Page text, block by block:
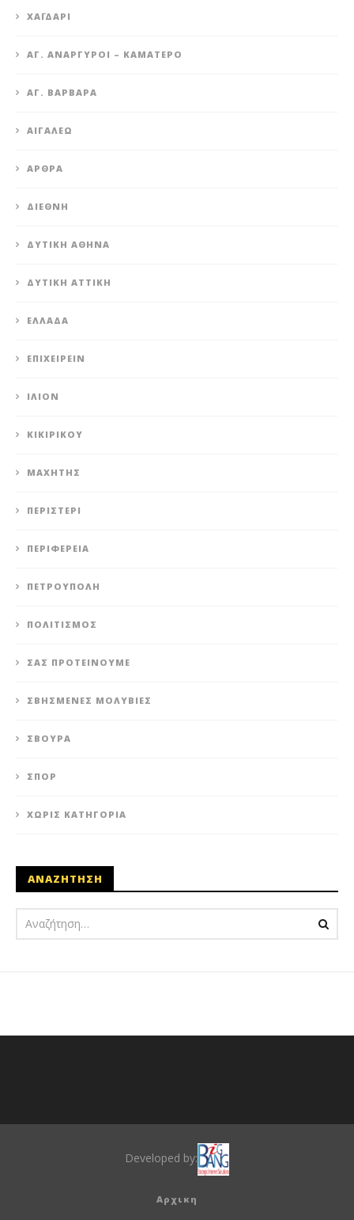
XΑΪΔΆΡΙ
ΆΓ. ΑΝΆΡΓΥΡΟΙ – KΑΜΑΤΕΡΌ
ΑΓ. ΒΑΡΒΆΡΑ
ΑΙΓΆΛΕΩ
ΆΡΘΡΑ
ΔΙΕΘΝΉ
ΔΥΤΙΚΉ ΑΘΉΝΑ
ΔΥΤΙΚΉ ΑΤΤΙΚΉ
ΕΛΛΆΔΑ
ΕΠΙΧΕΙΡΕΊΝ
ΊΛΙΟΝ
ΚΙΚΙΡΙΚΟΥ
ΜΑΧΗΤΗΣ
ΠΕΡΙΣΤΈΡΙ
ΠΕΡΙΦΈΡΕΙΑ
ΠΕΤΡΟΎΠΟΛΗ
ΠΟΛΙΤΙΣΜΌΣ
ΣΑΣ ΠΡΟΤΕΊΝΟΥΜΕ
ΣΒΗΣΜΈΝΕΣ ΜΟΛΥΒΙΈΣ
ΣΒΟΎΡΑ
ΣΠΟΡ
ΧΩΡΊΣ ΚΑΤΗΓΟΡΊΑ
ΑΝΑΖΗΤΗΣΗ
Developed by:
Αρχικη